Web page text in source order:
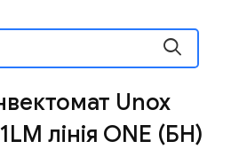
Unox
лінія ONE (БН)